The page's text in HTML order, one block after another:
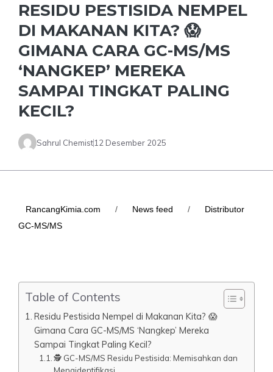
RESIDU PESTISIDA NEMPEL
DI MAKANAN KITA? 😱
GIMANA CARA GC-MS/MS
‘NANGKEP’ MEREKA
SAMPAI TINGKAT PALING
KECIL?
Sahrul Chemist12 Desember 2025
RancangKimia.com / News feed /
Distributor
GC-MS/MS
Table of Contents
Residu Pestisida Nempel di Makanan Kita? 😱
Gimana Cara GC-MS/MS ‘Nangkep’ Mereka
Sampai Tingkat Paling Kecil?
🕵️ GC-MS/MS Residu Pestisida: Memisahkan dan